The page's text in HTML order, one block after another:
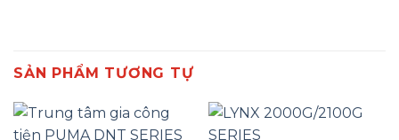
SẢN PHẨM TƯƠNG TỰ